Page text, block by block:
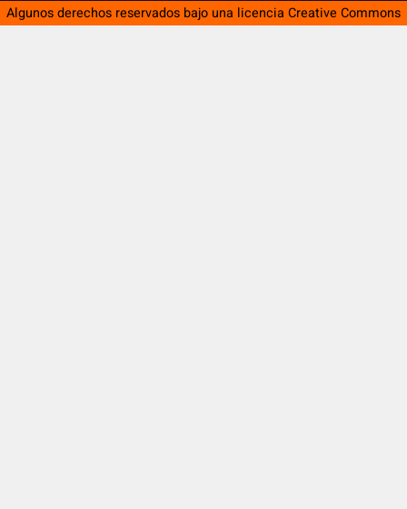
Algunos derechos reservados bajo una licencia Creative Commons